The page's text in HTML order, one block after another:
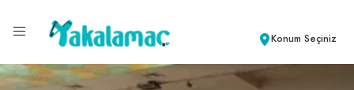
Konum Seçiniz